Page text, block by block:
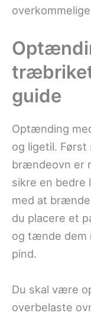
guide
Optænding
og ligetil. Først
brændeovn er
sikre en
med at
du placere et
og tænde dem
pind.
Du skal være
overbelaste